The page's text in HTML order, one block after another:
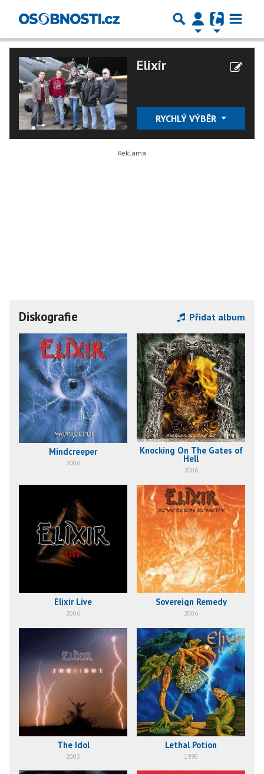
Elixir
RYCHLÝ VÝBĚR
Diskografie Přidat album
Mindcreeper
2006
Knocking On The Gates of
Hell
2006
Elixir Live
2006
Sovereign Remedy
2006
The Idol
2003
Lethal Potion
1990